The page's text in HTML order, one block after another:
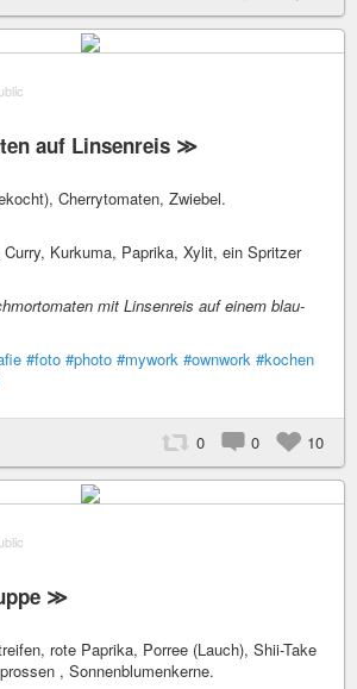
auf Linsenreis ≫
Cherrytomaten, Zwiebel.
Kurkuma, Paprika, Xylit, ein Spritzer
mit Linsenreis auf einem blau-
#foto #photo #mywork #ownwork #kochen
0 0 10
≫
rote Paprika, Porree (Lauch), Shii-Take
, Sonnenblumenkerne.